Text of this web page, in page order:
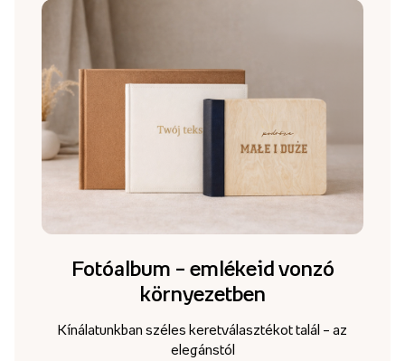
Fotóalbum – emlékeid vonzó
környezetben
Kínálatunkban széles keretválasztékot talál – az
elegánstól